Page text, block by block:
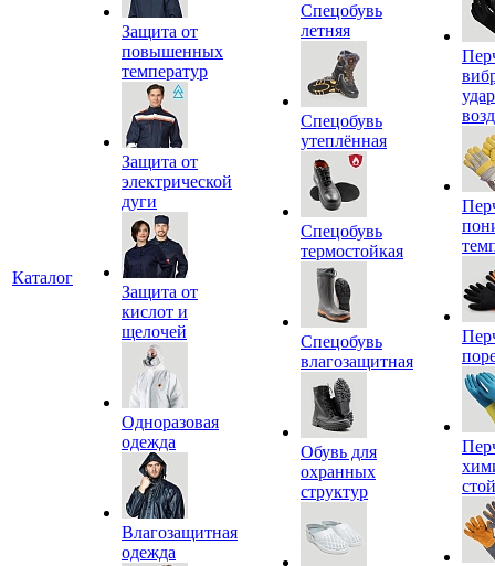
Каталог
Защита от
повышенных
температур
Защита от
электрической
дуги
Защита от
кислот и
щелочей
Одноразовая
одежда
Влагозащитная
одежда
Спецобувь
летняя
Спецобувь
утеплённая
Спецобувь
термостойкая
Спецобувь
влагозащитная
Обувь для
охранных
структур